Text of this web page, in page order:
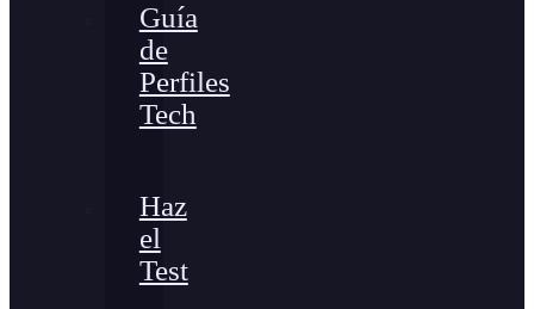
Guía
de
Perfiles
Tech
Haz
el
Test